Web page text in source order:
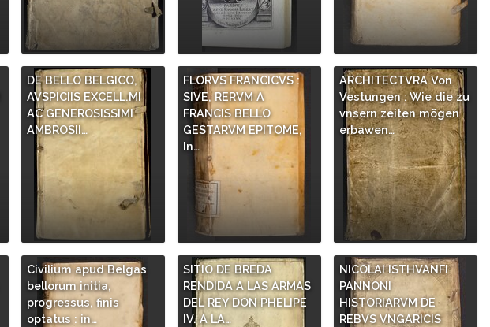
DE BELLO BELGICO,
AVSPICIIS EXCELL.MI
AC GENEROSISSIMI
AMBROSII…
FLORVS FRANCICVS :
SIVE, RERVM A
FRANCIS BELLO
GESTARVM EPITOME,
In…
ARCHITECTVRA Von
Vestungen : Wie die zu
vnsern zeiten mögen
erbawen…
Civilium apud Belgas
bellorum initia,
progressus, finis
optatus : in…
SITIO DE BREDA
RENDIDA A LAS ARMAS
DEL REY DON PHELIPE
IV. A LA…
NICOLAI ISTHVANFI
PANNONI
HISTORIARVM DE
REBVS VNGARICIS